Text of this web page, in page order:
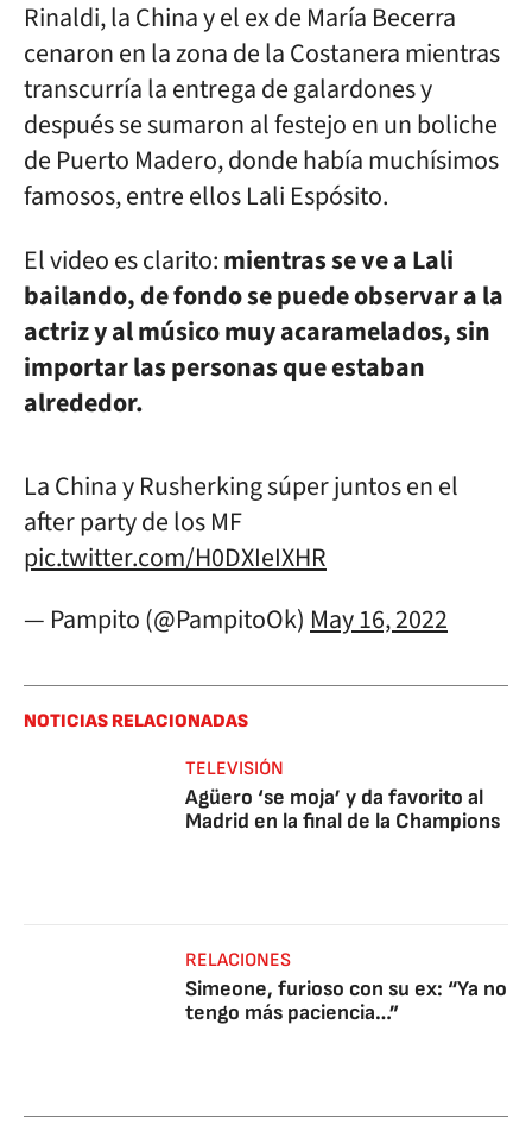
Rinaldi, la China y el ex de María Becerra
cenaron en la zona de la Costanera mientras
transcurría la entrega de galardones y
después se sumaron al festejo en un boliche
de Puerto Madero, donde había muchísimos
famosos, entre ellos Lali Espósito.
El video es clarito:mientras se ve a Lali
bailando, de fondo se puede observar a la
actriz y al músico muy acaramelados, sin
importar las personas que estaban
alrededor.
La China y Rusherking súper juntos en el
after party de los MF
pic.twitter.com/H0DXIeIXHR
— Pampito (@PampitoOk) May 16, 2022
NOTICIAS RELACIONADAS
TELEVISIÓN
Agüero ‘se moja’ y da favorito al
Madrid en la final de la Champions
RELACIONES
Simeone, furioso con su ex: “Ya no
tengo más paciencia…”